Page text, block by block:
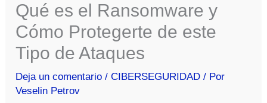
Qué es el Ransomware y
Cómo Protegerte de este
Tipo de Ataques
Deja un comentario /CIBERSEGURIDAD / Por
Veselin Petrov